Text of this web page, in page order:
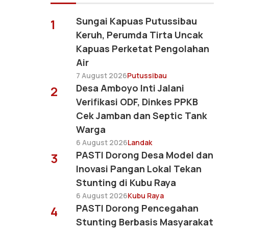
1
Sungai Kapuas Putussibau
Keruh, Perumda Tirta Uncak
Kapuas Perketat Pengolahan
Air
7 August 2026Putussibau
2
Desa Amboyo Inti Jalani
Verifikasi ODF, Dinkes PPKB
Cek Jamban dan Septic Tank
Warga
6 August 2026Landak
3
PASTI Dorong Desa Model dan
Inovasi Pangan Lokal Tekan
Stunting di Kubu Raya
6 August 2026Kubu Raya
4
PASTI Dorong Pencegahan
Stunting Berbasis Masyarakat